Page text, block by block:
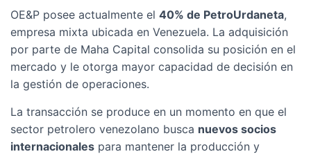
OE&P posee actualmente el 40% de PetroUrdaneta,
empresa mixta ubicada en Venezuela. La adquisición
por parte de Maha Capital consolida su posición en el
mercado y le otorga mayor capacidad de decisión en
la gestión de operaciones.
La transacción se produce en un momento en que el
sector petrolero venezolano busca nuevos socios
internacionales para mantener la producción y